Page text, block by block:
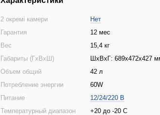
2 окремі камери
Нет
Гарантия
12 мес
Вес
15,4 кг
Габариты (ГхВхШ)
ШхВхГ: 689x472x427
Объем общий
42 л
Потребление энергии
60W
Питание
12/24/220 В
Температурный диапазон
+20 до -20 С